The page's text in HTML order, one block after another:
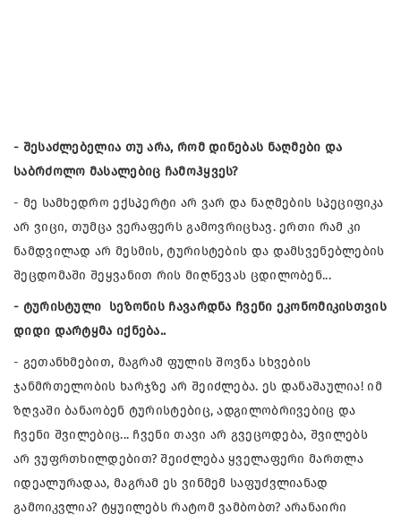
- შესაძლებელია თუ არა, რომ დინებას ნაღმები და
საბრძოლო მასალებიც ჩამოჰყვეს?
- მე სამხედრო ექსპერტი არ ვარ და ნაღმების სპეციფიკა
არ ვიცი, თუმცა ვერაფერს გამოვრიცხავ. ერთი რამ კი
ნამდვილად არ მესმის, ტურისტების და დამსვენებლების
შეცდომაში შეყვანით რის მიღწევას ცდილობენ...
- ტურისტული სეზონის ჩავარდნა ჩვენი ეკონომიკისთვის
დიდი დარტყმა იქნება..
- გეთანხმებით, მაგრამ ფულის შოვნა სხვების
ჯანმრთელობის ხარჯზე არ შეიძლება. ეს დანაშაულია! იმ
ზღვაში ბანაობენ ტურისტებიც, ადგილობრივებიც და
ჩვენი შვილებიც... ჩვენი თავი არ გვეცოდება, შვილებს
არ ვუფრთხილდებით? შეიძლება ყველაფერი მართლა
იდეალურადაა, მაგრამ ეს ვინმემ საფუძვლიანად
გამოიკვლია? ტყუილებს რატომ ვამბობთ? არანაირი